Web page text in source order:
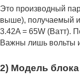
Это производный
выше), получаемый
3.42A = 65W (Ватт).
Важны лишь вольты
2) Модель блока